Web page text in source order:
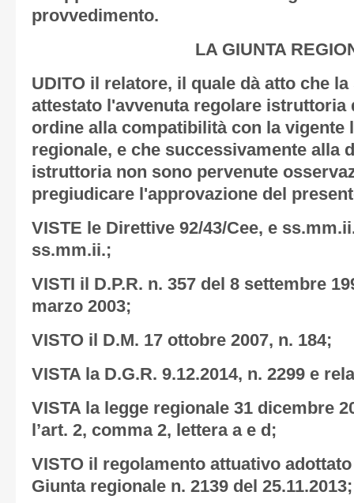
provvedimento.
LA GIUNTA
UDITO il relatore, il quale dà atto che
attestato l'avvenuta regolare istruttoria
ordine alla compatibilità con la vigente
regionale, e che successivamente alla
istruttoria non sono pervenute
pregiudicare l'approvazione del
VISTE le Direttive 92/43/Cee, e
ss.mm.ii.;
VISTI il D.P.R. n. 357 del 8 settembre
marzo 2003;
VISTO il D.M. 17 ottobre 2007, n. 184;
VISTA la D.G.R. 9.12.2014, n. 2299 e
VISTA la legge regionale 31 dicembre
l’art. 2, comma 2, lettera a e d;
VISTO il regolamento attuativo
Giunta regionale n. 2139 del 25.11.2013;